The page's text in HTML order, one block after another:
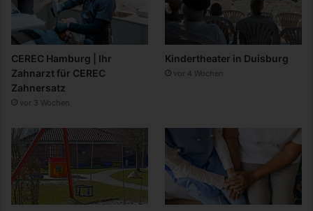
CEREC Hamburg | Ihr
Zahnarzt für CEREC
Zahnersatz
vor 3 Wochen
Kindertheater in Duisburg
vor 4 Wochen